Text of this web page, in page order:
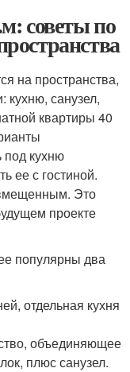
советы по
на пространства,
санузел,
квартиры 40
под кухню
ее с гостиной.
Это
проекте
популярны два
отдельная кухня
объединяющее
плюс санузел.